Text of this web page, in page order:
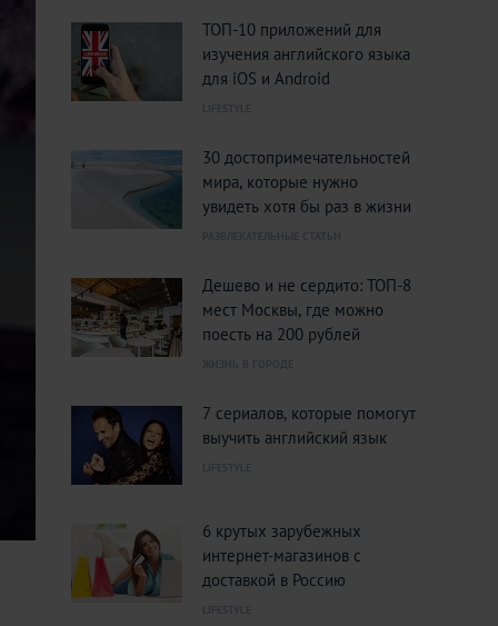
ТОП-10 приложений для
изучения английского языка
для iOS и Android
30 достопримечательностей
мира, которые нужно
увидеть хотя бы раз в жизни
Дешево и не сердито: ТОП-8
мест Москвы, где можно
поесть на 200 рублей
7 сериалов, которые помогут
выучить английский язык
6 крутых зарубежных
интернет-магазинов с
доставкой в Россию